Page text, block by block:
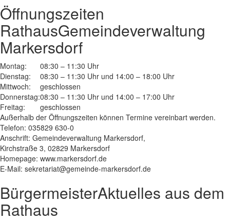
Öffnungszeiten
RathausGemeindeverwaltung
Markersdorf
Montag:
08:30 – 11:30 Uhr
Dienstag:
08:30 – 11:30 Uhr und 14:00 – 18:00 Uhr
Mittwoch:
geschlossen
Donnerstag:08:30 – 11:30 Uhr und 14:00 – 17:00 Uhr
Freitag:
geschlossen
Außerhalb der Öffnungszeiten können Termine vereinbart werden.
Telefon: 035829 630-0
Anschrift: Gemeindeverwaltung Markersdorf,
Kirchstraße 3, 02829 Markersdorf
Homepage: www.markersdorf.de
E-Mail: sekretariat@gemeinde-markersdorf.de
BürgermeisterAktuelles aus dem
Rathaus